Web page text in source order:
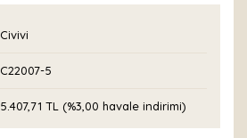
Civivi
C22007-5
5.407,71 TL (%3,00 havale indirimi)